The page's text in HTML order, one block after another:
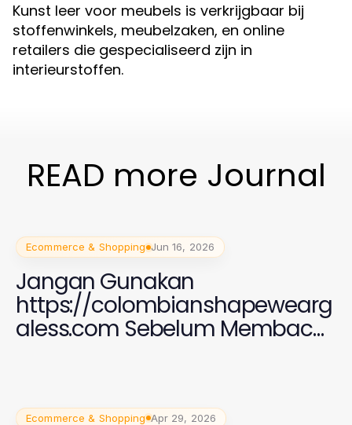
Kunst leer voor meubels is verkrijgbaar bij
stoffenwinkels, meubelzaken, en online
retailers die gespecialiseerd zijn in
interieurstoffen.
READ more Journal
Ecommerce & Shopping Jun 16, 2026
Jangan Gunakan
https://colombianshapewearg
aless.com Sebelum Membaca
Ecommerce & Shopping Apr 29, 2026